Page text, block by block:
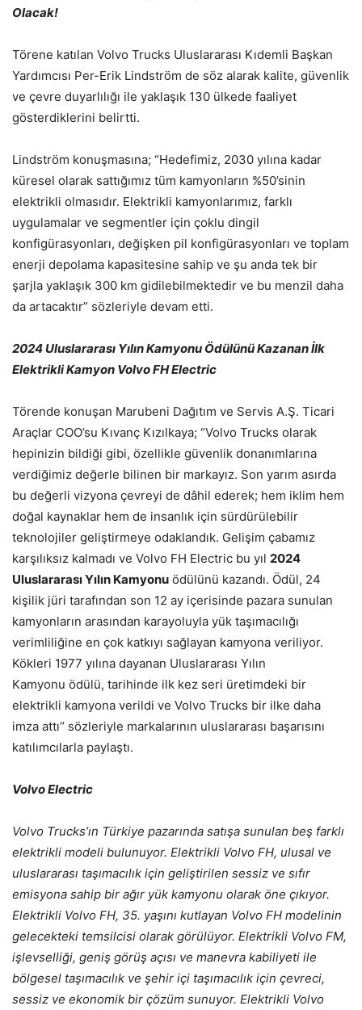
Olacak!
Törene katılan Volvo Trucks Uluslararası Kıdemli Başkan
Yardımcısı Per-Erik Lindström de söz alarak kalite, güvenlik
ve çevre duyarlılığı ile yaklaşık 130 ülkede faaliyet
gösterdiklerini belirtti.
Lindström konuşmasına; “Hedefimiz, 2030 yılına kadar
küresel olarak sattığımız tüm kamyonların %50’sinin
elektrikli olmasıdır. Elektrikli kamyonlarımız, farklı
uygulamalar ve segmentler için çoklu dingil
konfigürasyonları, değişken pil konfigürasyonları ve toplam
enerji depolama kapasitesine sahip ve şu anda tek bir
şarjla yaklaşık 300 km gidilebilmektedir ve bu menzil daha
da artacaktır” sözleriyle devam etti.
2024 Uluslararası Yılın Kamyonu Ödülünü Kazanan İlk
Elektrikli Kamyon Volvo FH Electric
Törende konuşan Marubeni Dağıtım ve Servis A.Ş. Ticari
Araçlar COO’su Kıvanç Kızılkaya; “Volvo Trucks olarak
hepinizin bildiği gibi, özellikle güvenlik donanımlarına
verdiğimiz değerle bilinen bir markayız. Son yarım asırda
bu değerli vizyona çevreyi de dâhil ederek; hem iklim hem
doğal kaynaklar hem de insanlık için sürdürülebilir
teknolojiler geliştirmeye odaklandık. Gelişim çabamız
karşılıksız kalmadı ve Volvo FH Electric bu yıl 2024
Uluslararası Yılın Kamyonu ödülünü kazandı. Ödül, 24
kişilik jüri tarafından son 12 ay içerisinde pazara sunulan
kamyonların arasından karayoluyla yük taşımacılığı
verimliliğine en çok katkıyı sağlayan kamyona veriliyor.
Kökleri 1977 yılına dayanan Uluslararası Yılın
Kamyonu ödülü, tarihinde ilk kez seri üretimdeki bir
elektrikli kamyona verildi ve Volvo Trucks bir ilke daha
imza attı’’ sözleriyle markalarının uluslararası başarısını
katılımcılarla paylaştı.
Volvo Electric
Volvo Trucks’ın Türkiye pazarında satışa sunulan beş farklı
elektrikli modeli bulunuyor. Elektrikli Volvo FH, ulusal ve
uluslararası taşımacılık için geliştirilen sessiz ve sıfır
emisyona sahip bir ağır yük kamyonu olarak öne çıkıyor.
Elektrikli Volvo FH, 35. yaşını kutlayan Volvo FH modelinin
gelecekteki temsilcisi olarak görülüyor. Elektrikli Volvo FM,
işlevselliği, geniş görüş açısı ve manevra kabiliyeti ile
bölgesel taşımacılık ve şehir içi taşımacılık için çevreci,
sessiz ve ekonomik bir çözüm sunuyor. Elektrikli Volvo